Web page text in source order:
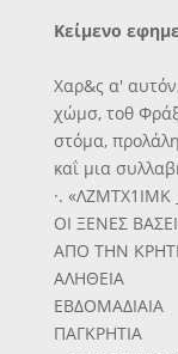
Κείμενο
Χαρ&ς α'
χώμσ, τοθ
στόμα,
καΐ μια
·. «ΛΖΜΤΧ1ΙΜΚ _
ΟΙ ΞΕΝΕΣ
ΑΠΟ ΤΗΝ
ΑΛΗΘΕΙΑ
ΕΒΔΟΜΑΔΙΑΙΑ
ΠΑΓΚΡΗΤΙΑ